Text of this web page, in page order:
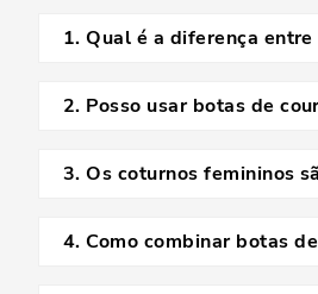
1.Qual é a diferença
ou o joelho.
2. Posso usar botas de
3.Os coturnos femininos
4.Como combinar botas